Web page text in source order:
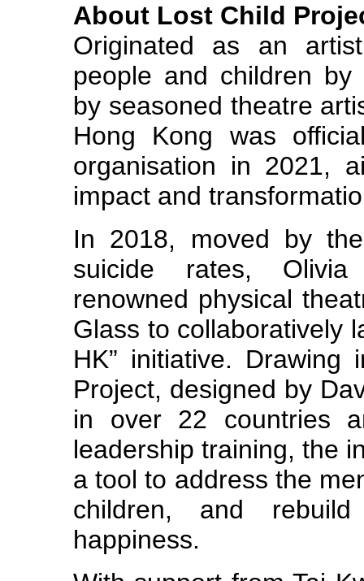
About Lost Child
Originated as an
people and children
by seasoned theatre
Hong Kong was
organisation in 2021,
impact and
In 2018, moved by
suicide rates, Olivia
renowned physical
Glass to collaboratively
HK” initiative. Drawing
Project, designed by
in over 22 countries
leadership training, the
a tool to address the
children, and
happiness.